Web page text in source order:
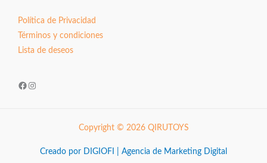
Política de Privacidad
Términos y condiciones
Lista de deseos
Facebook
Instagram
Copyright © 2026 QIRUTOYS
Creado por DIGIOFI | Agencia de Marketing Digital